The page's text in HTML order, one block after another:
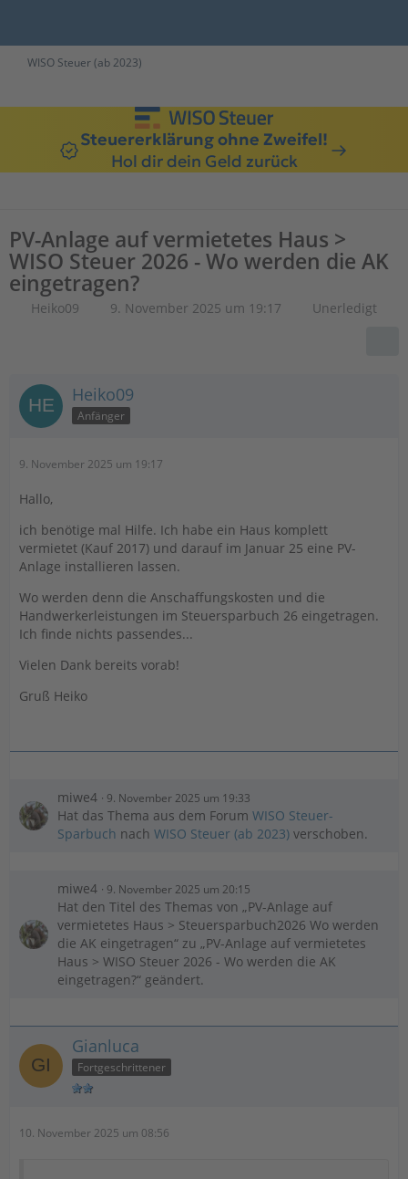
WISO Steuer (ab 2023)
Steuererklärung ohne Zweifel!
Hol dir dein Geld zurück
PV-Anlage auf vermietetes Haus >
WISO Steuer 2026 - Wo werden die AK
eingetragen?
Heiko09 9. November 2025 um 19:17 Unerledigt
Heiko09
Anfänger
9. November 2025 um 19:17
Hallo,
ich benötige mal Hilfe. Ich habe ein Haus komplett
vermietet (Kauf 2017) und darauf im Januar 25 eine PV-
Anlage installieren lassen.
Wo werden denn die Anschaffungskosten und die
Handwerkerleistungen im Steuersparbuch 26 eingetragen.
Ich finde nichts passendes...
Vielen Dank bereits vorab!
Gruß Heiko
miwe4 9. November 2025 um 19:33
Hat das Thema aus dem Forum WISO Steuer-
Sparbuch nach WISO Steuer (ab 2023) verschoben.
miwe4 9. November 2025 um 20:15
Hat den Titel des Themas von „PV-Anlage auf
vermietetes Haus > Steuersparbuch2026 Wo werden
die AK eingetragen“ zu „PV-Anlage auf vermietetes
Haus > WISO Steuer 2026 - Wo werden die AK
eingetragen?“ geändert.
Gianluca
Fortgeschrittener
10. November 2025 um 08:56